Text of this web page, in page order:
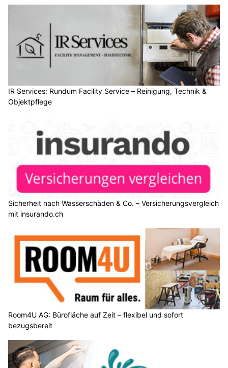
IR Services: Rundum Facility Service – Reinigung, Technik &
Objektpflege
Sicherheit nach Wasserschäden & Co. – Versicherungsvergleich
mit insurando.ch
Room4U AG: Bürofläche auf Zeit – flexibel und sofort
bezugsbereit